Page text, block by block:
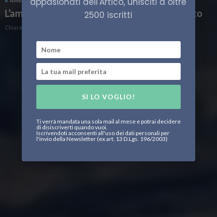
L’amplificazione artica è più rapida del previsto
Chiara Ciscato
2500 iscritti
SI LO VOGLIO!
Ti verrà mandata una sola mail al mese e potrai decidere
di disiscriverti quando vuoi.
Iscrivendoti acconsenti all'uso dei dati personali per
l'invio della Newsletter (ex art. 13 D.Lgs. 196/2003)